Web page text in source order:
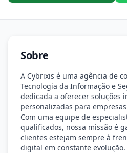
Sobre
A Cybrixis é uma agência de
Tecnologia da Informação e
dedicada a oferecer soluções
personalizadas para
Com uma equipe de
qualificados, nossa missão é
clientes estejam sempre à
digital em constante evolução.